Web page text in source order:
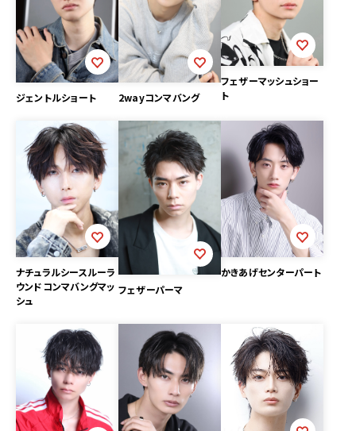
ジェントルショート 2wayコンマバング
フェザーマッシュショー
ト
ナチュラルシースルーラ
ウンドコンマバングマッ
シュ
フェザーパーマ
かきあげセンターパート